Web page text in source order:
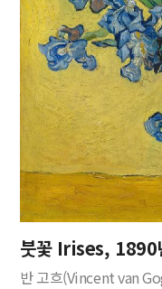
붓꽃 Irises, 1890
반 고흐(Vincent van